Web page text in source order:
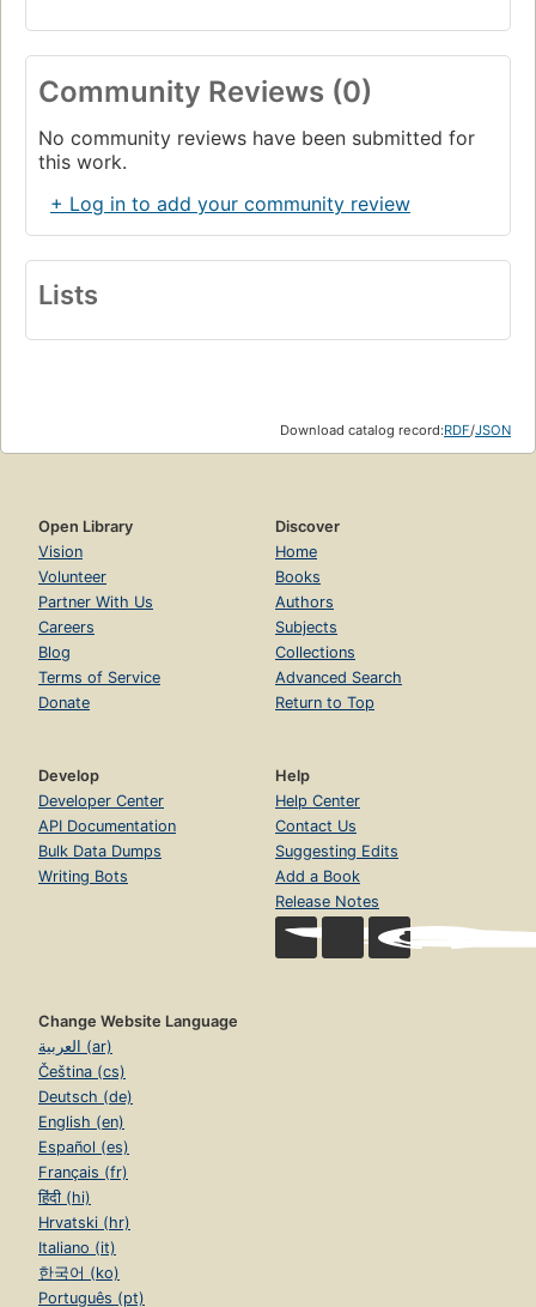
Community Reviews (0)
No community reviews have been submitted for
this work.
+ Log in to add your community review
Lists
Download catalog record:RDF/JSON
Open Library
Vision
Volunteer
Partner With Us
Careers
Blog
Terms of Service
Donate
Discover
Home
Books
Authors
Subjects
Collections
Advanced Search
Return to Top
Develop
Developer Center
API Documentation
Bulk Data Dumps
Writing Bots
Help
Help Center
Contact Us
Suggesting Edits
Add a Book
Release Notes
Change Website Language
العربية (ar)
Čeština (cs)
Deutsch (de)
English (en)
Español (es)
Français (fr)
हिंदी (hi)
Hrvatski (hr)
Italiano (it)
한국어 (ko)
Português (pt)